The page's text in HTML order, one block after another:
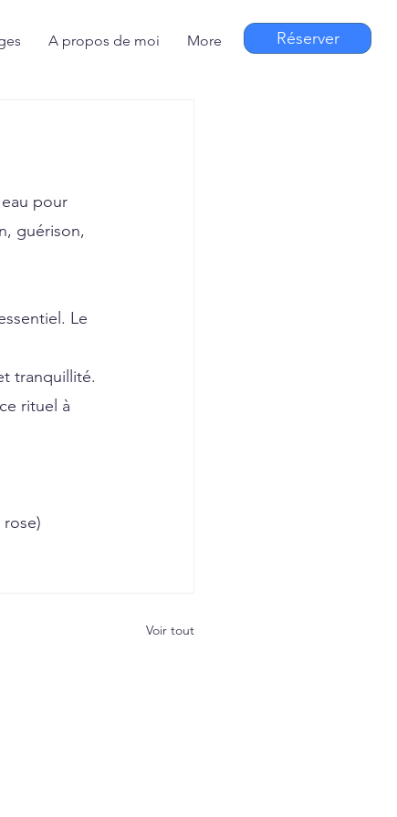
A propos de moi More Réserver
pour
guérison,
Le
tranquillité.
rituel à
Voir tout